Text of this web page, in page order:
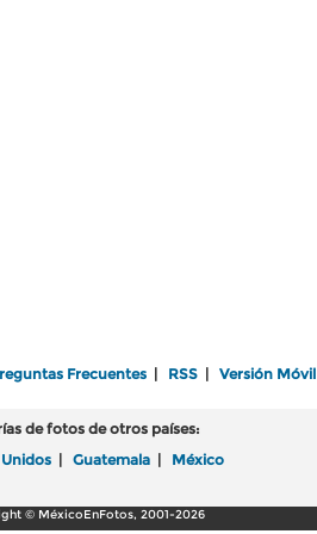
Frecuentes RSS Versión Móvil
de fotos de otros países:
Guatemala México
© MéxicoEnFotos, 2001-2026